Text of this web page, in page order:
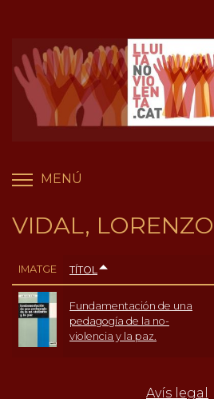
contingut
MENÚ
VIDAL, LORENZO
IMATGE TÍTOL
Fundamentación de una
pedagogía de la no-
violencia y la paz.
Avís legal